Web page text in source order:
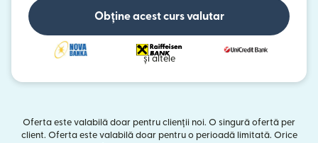
Obține acest curs valutar
și altele
Oferta este valabilă doar pentru clienții noi. O singură ofertă per
client. Oferta este valabilă doar pentru o perioadă limitată. Orice